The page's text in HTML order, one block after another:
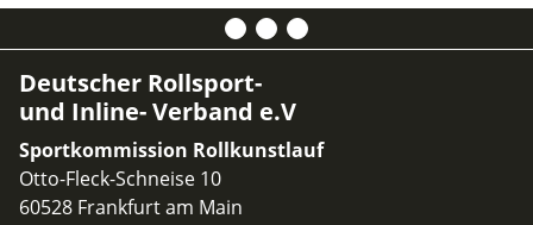
Deutscher Rollsport-
und Inline- Verband e.V
Sportkommission Rollkunstlauf
Otto-Fleck-Schneise 10
60528 Frankfurt am Main